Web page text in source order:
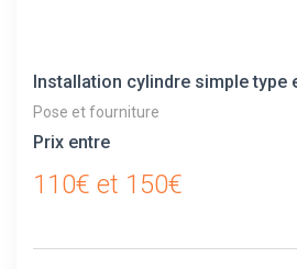
Installation cylindre simple type
Pose et fourniture
Prix entre
110€ et 150€